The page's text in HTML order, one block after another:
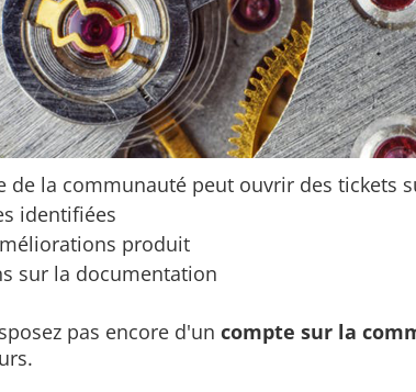
de la communauté peut ouvrir des tickets
identifiées
produit
sur la documentation
pas encore d'uncompte sur la